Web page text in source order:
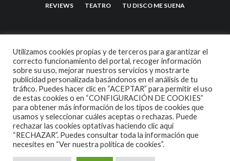
REVIEWS TEATRO TU DISCO ME SUENA
2007 COPYRIGHT -CODETIPITHEME
Utilizamos cookies propias y de terceros para garantizar el
correcto funcionamiento del portal, recoger información
sobre su uso, mejorar nuestros servicios y mostrarte
publicidad personalizada basándonos en el análisis de tu
tráfico. Puedes hacer clic en “ACEPTAR” para permitir el uso
de estas cookies o en “CONFIGURACIÓN DE COOKIES”
para obtener más información de los tipos de cookies que
usamos y seleccionar cuáles aceptas o rechazas. Puede
rechazar las cookies optativas haciendo clic aquí
“RECHAZAR”. Puedes consultar toda la información que
necesites en “Ver nuestra política de cookies”.